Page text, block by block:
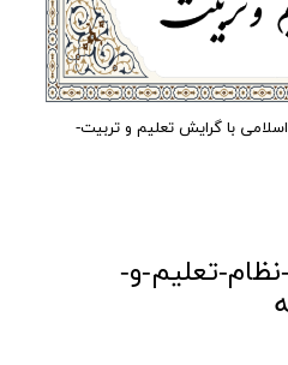
با گرایش تعلیم و تربیت-
تعلیم-و-